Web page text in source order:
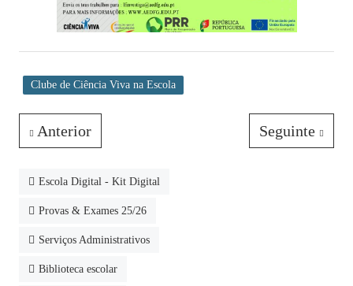
Clube de Ciência Viva na Escola
Anterior Seguinte
Escola Digital - Kit Digital
Provas & Exames 25/26
Serviços Administrativos
Biblioteca escolar